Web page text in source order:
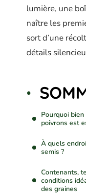
lumière, une
naître les
sort d’une
détails
Pourquoi
poivrons est
À quels
semis ?
Contenants,
conditions
des graines